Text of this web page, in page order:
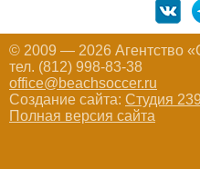
© 2009 — 2026 Агентство
тел. (812) 998-83-38
office@beachsoccer.ru
Создание сайта: Студия 239
Полная версия сайта